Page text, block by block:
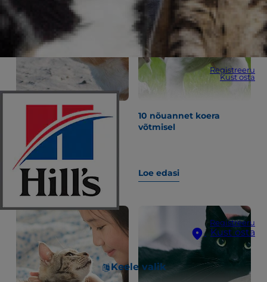
Registreeru
Kust osta
Registreeru
Kust osta
Keele valik
"Miks mu koera kõht on
kinni?" ja teised
küsimused seedimise
kohta.
Loe edasi
10 nõuannet koera
võtmisel
Loe edasi